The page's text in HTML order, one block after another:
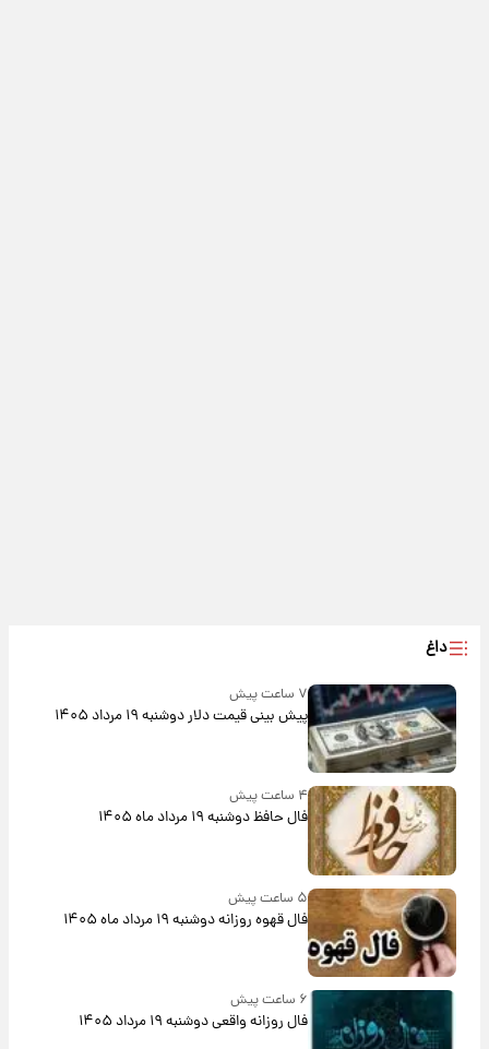
داغ
۷ ساعت پیش
پیش‌ بینی قیمت دلار دوشنبه ۱۹ مرداد ۱۴۰۵
۴ ساعت پیش
فال حافظ دوشنبه ۱۹ مرداد ماه ۱۴۰۵
۵ ساعت پیش
فال قهوه روزانه دوشنبه ۱۹ مرداد ماه ۱۴۰۵
فال روزانه واقعی دوشنبه ۱۹ مرداد ۱۴۰۵